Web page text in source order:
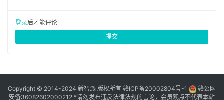
登录后才能评论
提交
Copyright © 2014-2024 新智派 版权所有 赣ICP备20002804号-1
赣公网
安备36082602000212 *请勿发布违反法律法规的言论，会员观点不代表本站